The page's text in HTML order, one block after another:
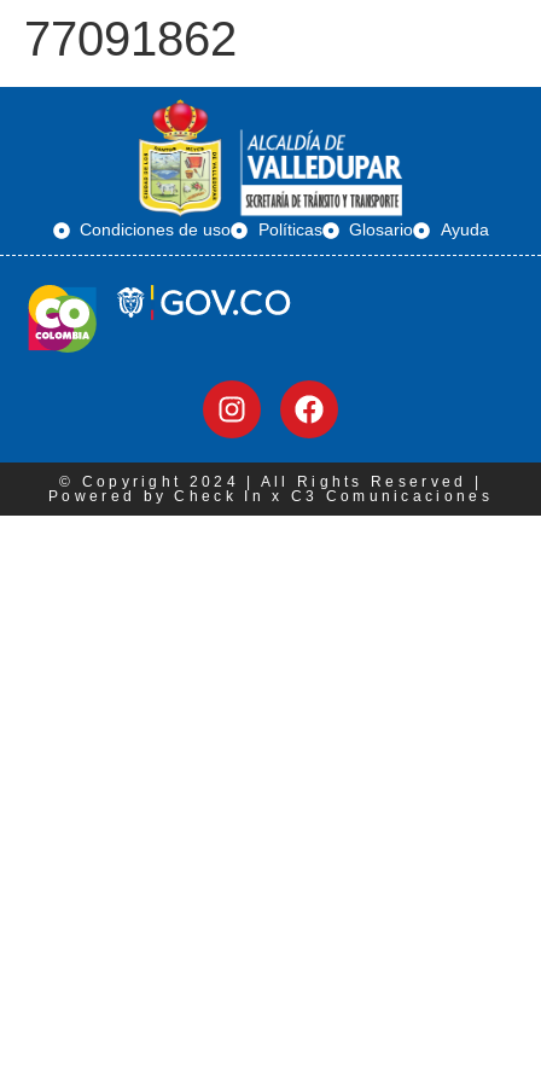
77091862
Condiciones de uso Políticas Glosario Ayuda
© Copyright 2024 | All Rights Reserved |
Powered by Check In x C3 Comunicaciones